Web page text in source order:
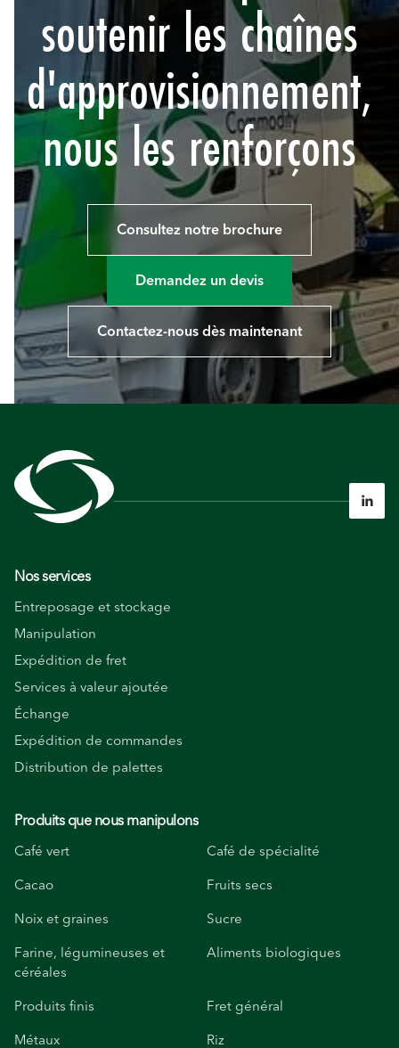
soutenir les chaînes
d'approvisionnement,
nous les renforçons
Consultez notre brochure
Demandez un devis
Contactez-nous dès maintenant

Nos services
Entreposage et stockage
Manipulation
Expédition de fret
Services à valeur ajoutée
Échange
Expédition de commandes
Distribution de palettes
Produits que nous manipulons
Café vert
Café de spécialité
Cacao
Fruits secs
Noix et graines
Sucre
Farine, légumineuses et
céréales
Aliments biologiques
Produits finis
Fret général
Métaux
Riz